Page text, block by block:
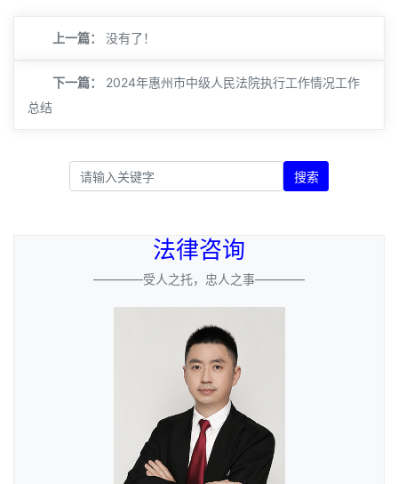
上一篇： 没有了！
下一篇：
2024年惠州市中级人民法院执行工作情况工作
总结
搜索
法律咨询
————受人之托，忠人之事————